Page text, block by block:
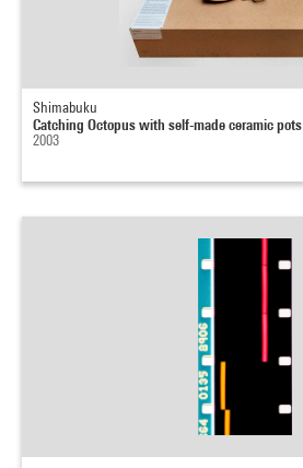
Shimabuku
Catching Octopus with self-made ceramic pots
2003